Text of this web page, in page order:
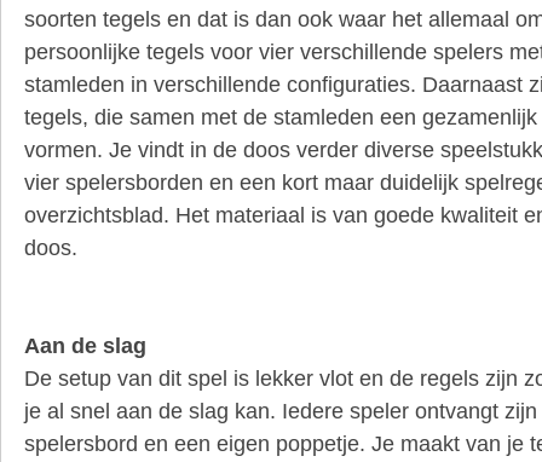
soorten tegels en dat is dan ook waar het allemaal
persoonlijke tegels voor vier verschillende spelers
stamleden in verschillende configuraties. Daarnaast
tegels, die samen met de stamleden een
vormen. Je vindt in de doos verder diverse
vier spelersborden en een kort maar duidelijk
overzichtsblad. Het materiaal is van goede kwaliteit
doos.
Aan de slag
De setup van dit spel is lekker vlot en de regels zijn
je al snel aan de slag kan. Iedere speler ontvangt
spelersbord en een eigen poppetje. Je maakt van je